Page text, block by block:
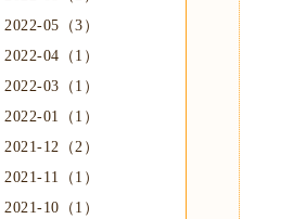
2022-05（3）
2022-04（1）
2022-03（1）
2022-01（1）
2021-12（2）
2021-11（1）
2021-10（1）